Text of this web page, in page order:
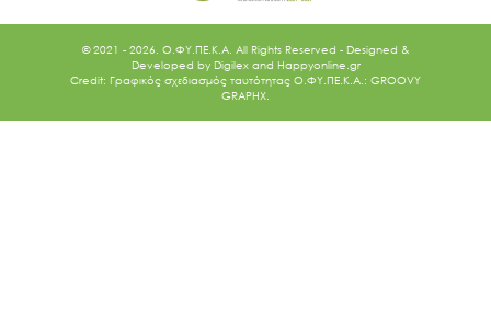
© 2021 - 2026. O.ΦΥ.ΠΕ.Κ.Α. All Rights Reserved - Designed &
Developed by Digilex and Happyonline.gr
Credit: Γραφικός σχεδιασμός ταυτότητας Ο.ΦΥ.ΠΕ.Κ.Α.: GROOVY
GRAPHX.